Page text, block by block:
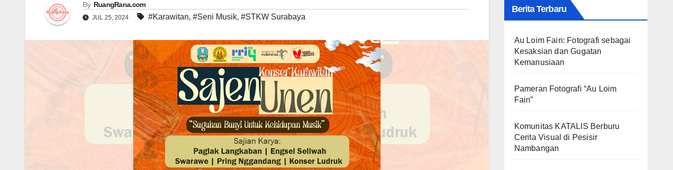
By RuangRana.com
JUL 25, 2024 #Karawitan, #Seni Musik, #STKW Surabaya
Berita Terbaru
Au Loim Fain: Fotografi sebagai
Kesaksian dan Gugatan
Kemanusiaan
Pameran Fotografi “Au Loim
Fain”
Komunitas KATALIS Berburu
Cerita Visual di Pesisir
Nambangan